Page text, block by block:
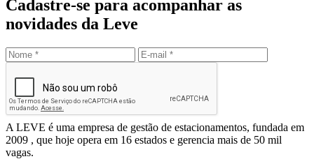
Cadastre-se para acompanhar as
novidades da Leve
Leve Mobilidade – Gestão de Estacionamentos
A LEVE é uma empresa de gestão de estacionamentos, fundada em
2009 , que hoje opera em 16 estados e gerencia mais de 50 mil
vagas.